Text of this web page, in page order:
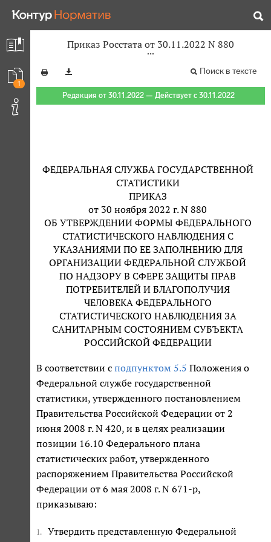
1
Приказ Росстата от 30.11.2022 N 880
Поиск в тексте
Редакция от 30.11.2022 — Действует с 30.11.2022
ФЕДЕРАЛЬНАЯ СЛУЖБА ГОСУДАРСТВЕННОЙ
СТАТИСТИКИ
ПРИКАЗ
от 30 ноября 2022 г. N 880
ОБ УТВЕРЖДЕНИИ ФОРМЫ ФЕДЕРАЛЬНОГО
СТАТИСТИЧЕСКОГО НАБЛЮДЕНИЯ С
УКАЗАНИЯМИ ПО ЕЕ ЗАПОЛНЕНИЮ ДЛЯ
ОРГАНИЗАЦИИ ФЕДЕРАЛЬНОЙ СЛУЖБОЙ
ПО НАДЗОРУ В СФЕРЕ ЗАЩИТЫ ПРАВ
ПОТРЕБИТЕЛЕЙ И БЛАГОПОЛУЧИЯ
ЧЕЛОВЕКА ФЕДЕРАЛЬНОГО
СТАТИСТИЧЕСКОГО НАБЛЮДЕНИЯ ЗА
САНИТАРНЫМ СОСТОЯНИЕМ СУБЪЕКТА
РОССИЙСКОЙ ФЕДЕРАЦИИ
В соответствии с подпунктом 5.5 Положения о
Федеральной службе государственной
статистики, утвержденного постановлением
Правительства Российской Федерации от 2
июня 2008 г. N 420, и в целях реализации
позиции 16.10 Федерального плана
статистических работ, утвержденного
распоряжением Правительства Российской
Федерации от 6 мая 2008 г. N 671-р,
приказываю:
1.
Утвердить представленную Федеральной